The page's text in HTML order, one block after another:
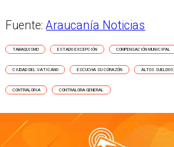
Fuente:Araucanía Noticias
TABAQUISMO ESTADO EXCEPCIÓN COMPENSACIÓN MUNICIPAL
CIUDAD DEL VATICANO ESCUCHA SU CORAZÓN ALTOS SUELDOS
CONTRALORIA CONTRALORA GENERAL